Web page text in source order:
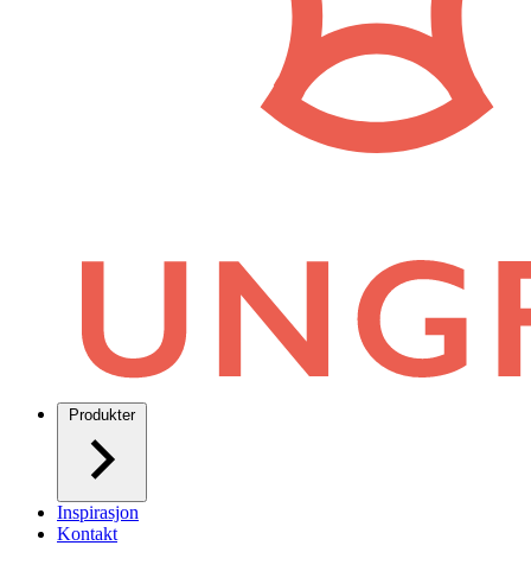
Produkter
Inspirasjon
Kontakt